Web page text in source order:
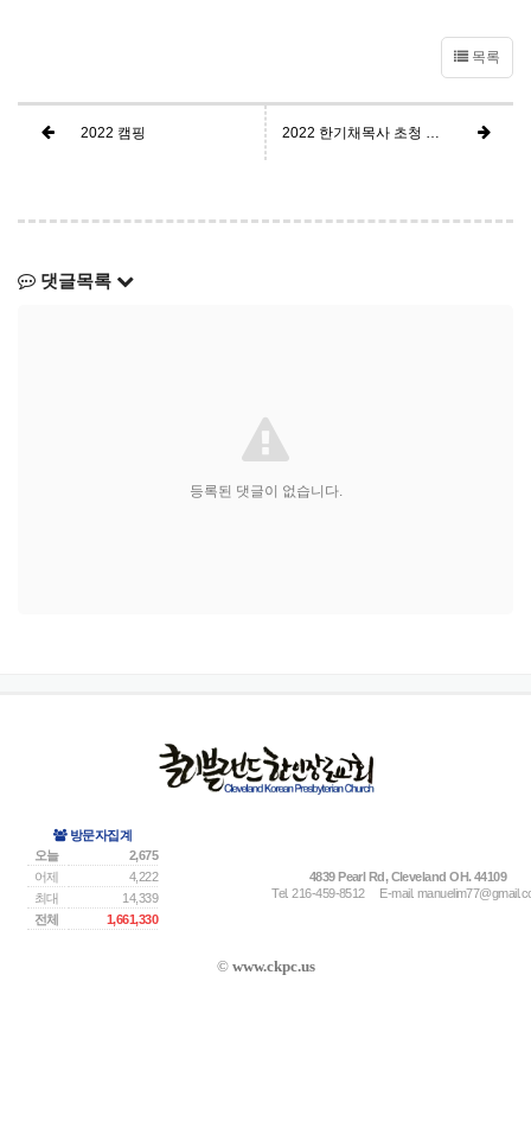
목록
2022 캠핑 2022 한기채목사 초청 특별부흥회
댓글목록
등록된 댓글이 없습니다.
방문자집계
오늘
2,675
어제
4,222
최대
14,339
전체
1,661,330
4839 Pearl Rd, Cleveland OH. 44109
Tel. 216-459-8512
E-mail.
© www.ckpc.us